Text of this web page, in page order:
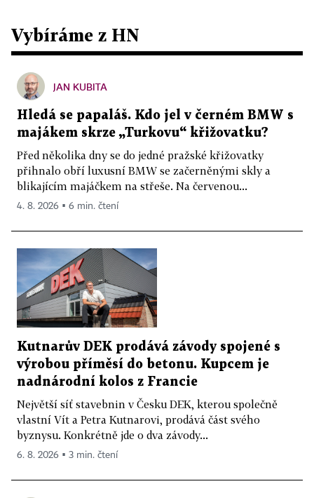
Vybíráme z HN
JAN KUBITA
Hledá se papaláš. Kdo jel v černém BMW s
majákem skrze „Turkovu“ křižovatku?
Před několika dny se do jedné pražské křižovatky
přihnalo obří luxusní BMW se začerněnými skly a
blikajícím majáčkem na střeše. Na červenou...
4. 8. 2026 ▪ 6 min. čtení
Kutnarův DEK prodává závody spojené s
výrobou příměsí do betonu. Kupcem je
nadnárodní kolos z Francie
Největší síť stavebnin v Česku DEK, kterou společně
vlastní Vít a Petra Kutnarovi, prodává část svého
byznysu. Konkrétně jde o dva závody...
6. 8. 2026 ▪ 3 min. čtení